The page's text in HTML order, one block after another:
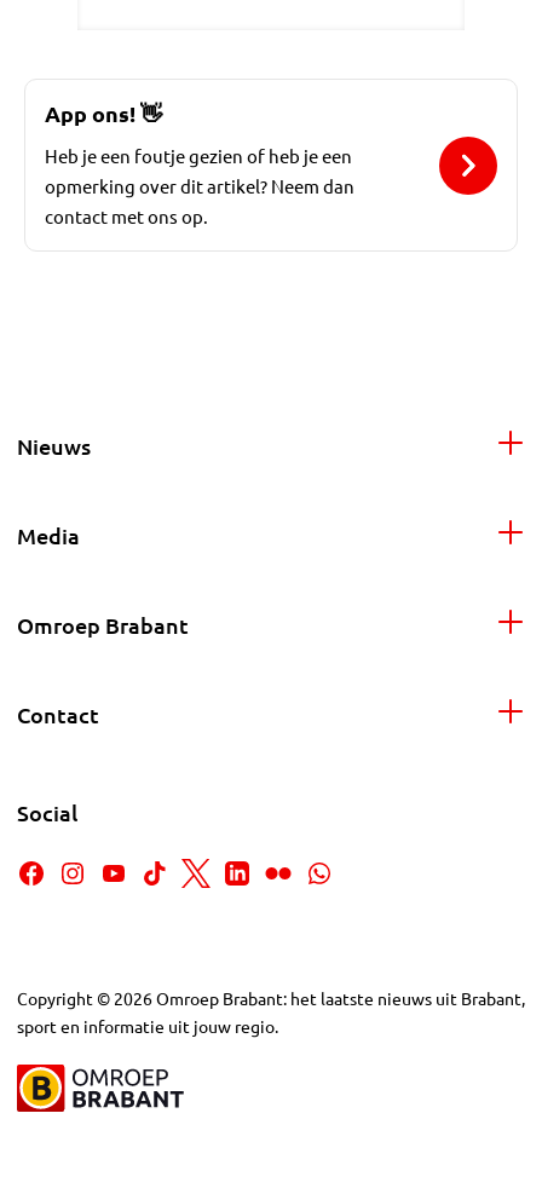
App ons!👋
Heb je een foutje gezien of heb je een
opmerking over dit artikel? Neem dan
contact met ons op.
Nieuws
Media
Omroep Brabant
Contact
Social
Copyright © 2026Omroep Brabant: het laatste nieuws uit Brabant,
sport en informatie uit jouw regio.